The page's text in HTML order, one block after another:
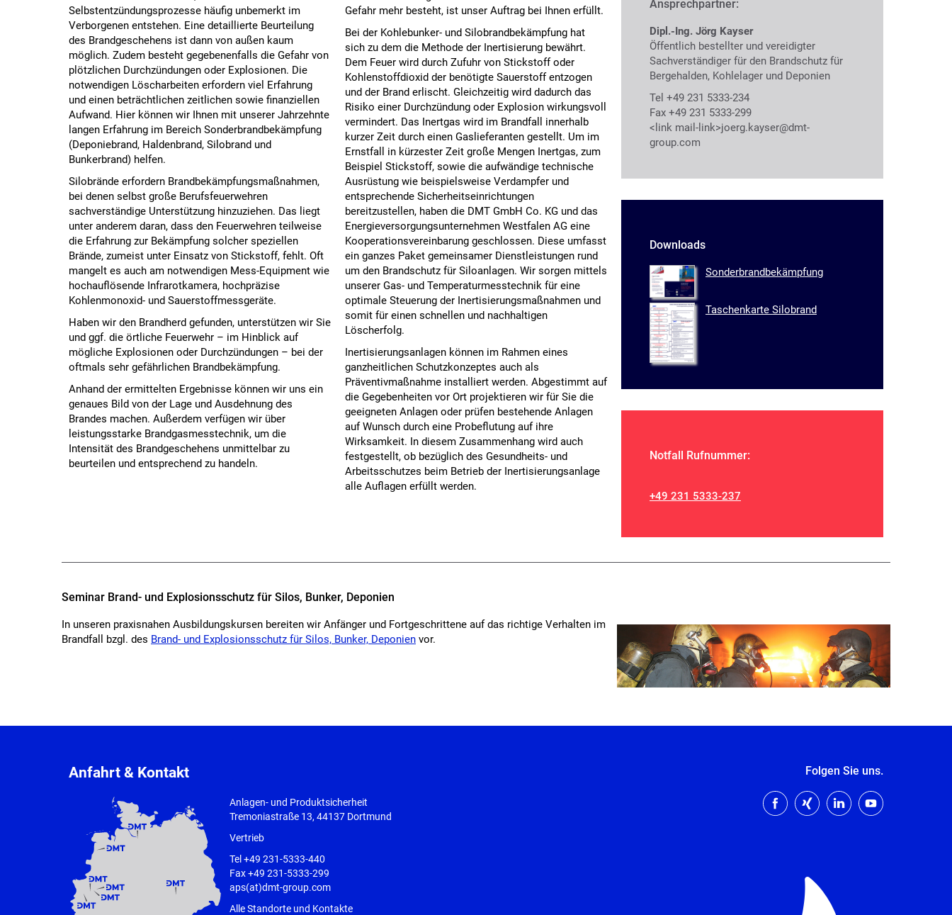
Selbstentzündungsprozesse häufig unbemerkt im
Verborgenen entstehen. Eine detaillierte Beurteilung
des Brandgeschehens ist dann von außen kaum
möglich. Zudem besteht gegebenenfalls die Gefahr von
plötzlichen Durchzündungen oder Explosionen. Die
notwendigen Löscharbeiten erfordern viel Erfahrung
und einen beträchtlichen zeitlichen sowie finanziellen
Aufwand. Hier können wir Ihnen mit unserer Jahrzehnte
langen Erfahrung im Bereich Sonderbrandbekämpfung
(Deponiebrand, Haldenbrand, Silobrand und
Bunkerbrand) helfen.
Silobrände erfordern Brandbekämpfungsmaßnahmen,
bei denen selbst große Berufsfeuerwehren
sachverständige Unterstützung hinzuziehen. Das liegt
unter anderem daran, dass den Feuerwehren teilweise
die Erfahrung zur Bekämpfung solcher speziellen
Brände, zumeist unter Einsatz von Stickstoff, fehlt. Oft
mangelt es auch am notwendigen Mess-Equipment wie
hochauflösende Infrarotkamera, hochpräzise
Kohlenmonoxid- und Sauerstoffmessgeräte.
Haben wir den Brandherd gefunden, unterstützen wir Sie
und ggf. die örtliche Feuerwehr – im Hinblick auf
mögliche Explosionen oder Durchzündungen – bei der
oftmals sehr gefährlichen Brandbekämpfung.
Anhand der ermittelten Ergebnisse können wir uns ein
genaues Bild von der Lage und Ausdehnung des
Brandes machen. Außerdem verfügen wir über
leistungsstarke Brandgasmesstechnik, um die
Intensität des Brandgeschehens unmittelbar zu
beurteilen und entsprechend zu handeln.
Gefahr mehr besteht, ist unser Auftrag bei Ihnen erfüllt.
Bei der Kohlebunker- und Silobrandbekämpfung hat
sich zu dem die Methode der Inertisierung bewährt.
Dem Feuer wird durch Zufuhr von Stickstoff oder
Kohlenstoffdioxid der benötigte Sauerstoff entzogen
und der Brand erlischt. Gleichzeitig wird dadurch das
Risiko einer Durchzündung oder Explosion wirkungsvoll
vermindert. Das Inertgas wird im Brandfall innerhalb
kurzer Zeit durch einen Gaslieferanten gestellt. Um im
Ernstfall in kürzester Zeit große Mengen Inertgas, zum
Beispiel Stickstoff, sowie die aufwändige technische
Ausrüstung wie beispielsweise Verdampfer und
entsprechende Sicherheitseinrichtungen
bereitzustellen, haben die DMT GmbH Co. KG und das
Energieversorgungsunternehmen Westfalen AG eine
Kooperationsvereinbarung geschlossen. Diese umfasst
ein ganzes Paket gemeinsamer Dienstleistungen rund
um den Brandschutz für Siloanlagen. Wir sorgen mittels
unserer Gas- und Temperaturmesstechnik für eine
optimale Steuerung der Inertisierungsmaßnahmen und
somit für einen schnellen und nachhaltigen
Löscherfolg.
Inertisierungsanlagen können im Rahmen eines
ganzheitlichen Schutzkonzeptes auch als
Präventivmaßnahme installiert werden. Abgestimmt auf
die Gegebenheiten vor Ort projektieren wir für Sie die
geeigneten Anlagen oder prüfen bestehende Anlagen
auf Wunsch durch eine Probeflutung auf ihre
Wirksamkeit. In diesem Zusammenhang wird auch
festgestellt, ob bezüglich des Gesundheits- und
Arbeitsschutzes beim Betrieb der Inertisierungsanlage
alle Auflagen erfüllt werden.
Ansprechpartner:
Dipl.-Ing. Jörg Kayser
Öffentlich bestellter und vereidigter
Sachverständiger für den Brandschutz für
Bergehalden, Kohlelager und Deponien
Tel +49 231 5333-234
Fax +49 231 5333-299
<link mail-link>joerg.kayser@dmt-
group.com
Downloads
Sonderbrandbekämpfung
Taschenkarte Silobrand
Notfall Rufnummer:
+49 231 5333-237
Seminar Brand- und Explosionsschutz für Silos, Bunker, Deponien
In unseren praxisnahen Ausbildungskursen bereiten wir Anfänger und Fortgeschrittene auf das richtige Verhalten im
Brandfall bzgl. des Brand- und Explosionsschutz für Silos, Bunker, Deponien vor.
Anfahrt & Kontakt
Anlagen- und Produktsicherheit
Tremoniastraße 13, 44137 Dortmund
Vertrieb
Tel +49 231-5333-440
Fax +49 231-5333-299
aps(at)dmt-group.com
Alle Standorte und Kontakte
Folgen Sie uns.